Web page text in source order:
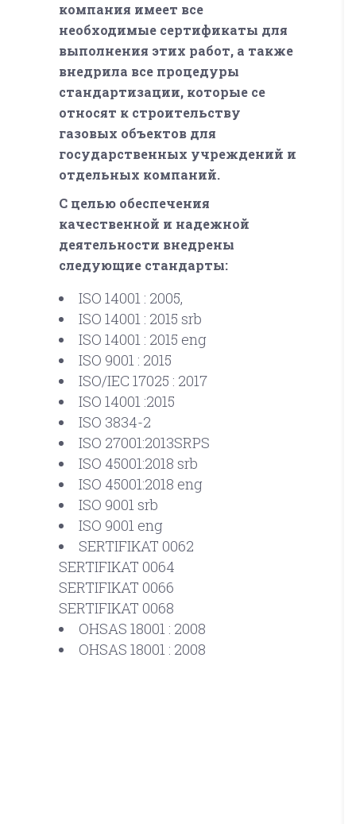
компания имеет все
необходимые сертификаты для
выполнения этих работ, а также
внедрила все процедуры
стандартизации, которые се
относят к строительству
газовых объектов для
государственных учреждений и
отдельных компаний.
С целью обеспечения
качественной и надежной
деятельности внедрены
следующие стандарты:
ISO 14001 : 2005,
ISO 14001 : 2015 srb
ISO 14001 : 2015 eng
ISO 9001 : 2015
ISO/IEC 17025 : 2017
ISO 14001 :2015
ISO 3834-2
ISO 27001:2013SRPS
ISO 45001:2018 srb
ISO 45001:2018 eng
ISO 9001 srb
ISO 9001 eng
SERTIFIKAT 0062
SERTIFIKAT 0064
SERTIFIKAT 0066
SERTIFIKAT 0068
OHSAS 18001 : 2008
OHSAS 18001 : 2008